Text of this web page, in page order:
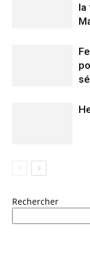
la
Rechercher